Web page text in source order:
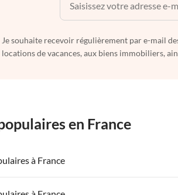
Je souhaite recevoir régulièrement par e-mail
locations de vacances, aux biens immobiliers,
en France
à France
Appartements de Vacances à Paris-Ile de France